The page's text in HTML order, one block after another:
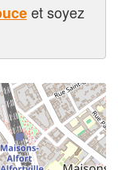
et soyez